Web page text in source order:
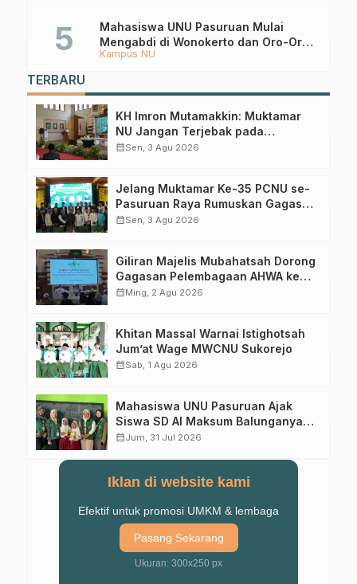
Kampus NU
Mahasiswa UNU Pasuruan Mulai
Mengabdi di Wonokerto dan Oro-Oro
Ombo Wetan Berikut Programnya
TERBARU
KH Imron Mutamakkin: Muktamar
NU Jangan Terjebak pada
Perebutan Kursi Ketua Umum
calendar_monthSen, 3 Agu 2026
Jelang Muktamar Ke-35 PCNU se-
Pasuruan Raya Rumuskan Gagasan
Transformasi Gerakan NU Menuju
calendar_monthSen, 3 Agu 2026
Giliran Majelis Mubahatsah Dorong
Gagasan Pelembagaan AHWA ke
Forum Muktamar Mendatang
calendar_monthMing, 2 Agu 2026
Khitan Massal Warnai Istighotsah
Jum’at Wage MWCNU Sukorejo
calendar_monthSab, 1 Agu 2026
Mahasiswa UNU Pasuruan Ajak
Siswa SD Al Maksum Balunganyar
Kuasai Penjumlahan Bersusun
calendar_monthJum, 31 Jul 2026
Iklan di website kami
Efektif untuk promosi UMKM & lembaga
Pasang Sekarang
Ukuran: 300x250 px